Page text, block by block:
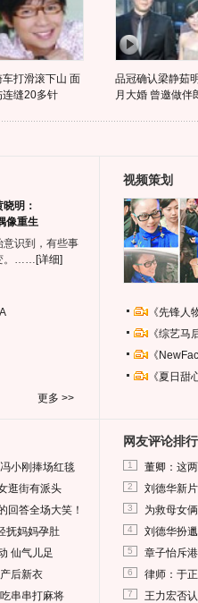
车打滑滚下山 面
连缝20多针
品冠确认梁静茹
月大婚 曾邀做伴
明：
像重生
意识到，有些事
。…… [详细]
更多 >>
视频策划
《先锋
《综艺
《
《夏日
小刚捧场红毯
逛街有派头
回答全场大笑！
抚妈妈孕肚
仙气儿足
后新衣
串串打麻将
网友评论排行
1 董卿：这
2 刘德华新
3 为救母女
4 刘德华扮
5 章子怡斥
6 律师：于
7 王力宏否